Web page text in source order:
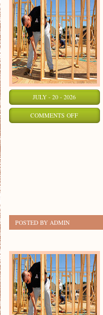
JULY - 20 - 2026
COMMENTS OFFON
POSTED BY ADMIN